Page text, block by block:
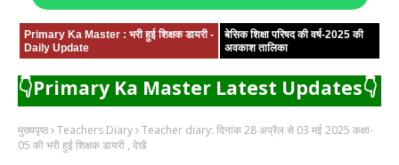
Primary Ka Master : भरी हुई शिक्षक डायरी -
Daily Update
बेसिक शिक्षा परिषद की वर्ष-2025 की
अवकाश तालिका
👇Primary Ka Master Latest Updates👇
मुख्यपृष्ठ Teachers Diary Teacher diary: दिनांक 28 अप्रैल से 03 मई 2025 कक्षा-
05 की भरी हुई शिक्षक डायरी , देखें